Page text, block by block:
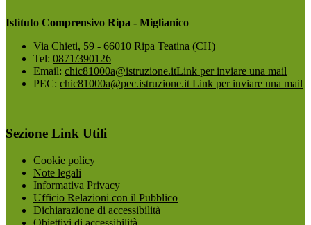
Istituto Comprensivo Ripa - Miglianico
Via Chieti, 59 - 66010 Ripa Teatina (CH)
Tel: 0871/390126
Email: chic81000a@istruzione.itLink per inviare una mail
PEC: chic81000a@pec.istruzione.it Link per inviare una mail
Sezione Link Utili
Cookie policy
Note legali
Informativa Privacy
Ufficio Relazioni con il Pubblico
Dichiarazione di accessibilità
Obiettivi di accessibilità